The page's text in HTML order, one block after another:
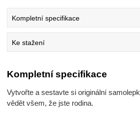
Kompletní specifikace
Ke stažení
Kompletní specifikace
Vytvořte a sestavte si originální
vědět všem, že jste rodina.